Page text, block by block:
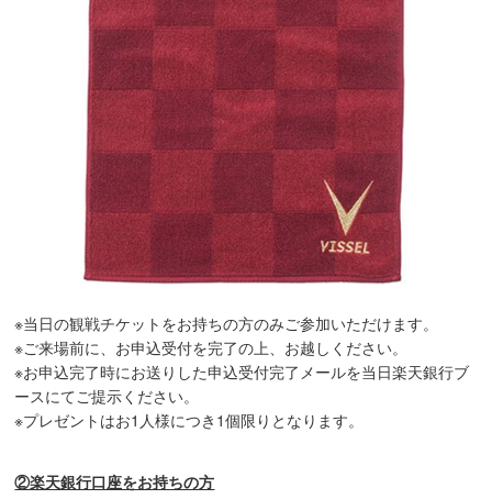
※当日の観戦チケットをお持ちの方のみご参加いただけます。
※ご来場前に、お申込受付を完了の上、お越しください。
※お申込完了時にお送りした申込受付完了メールを当日楽天銀行ブ
ースにてご提示ください。
※プレゼントはお1人様につき1個限りとなります。
②楽天銀行口座をお持ちの方